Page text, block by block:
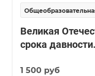
Великая
срока
1 500 руб